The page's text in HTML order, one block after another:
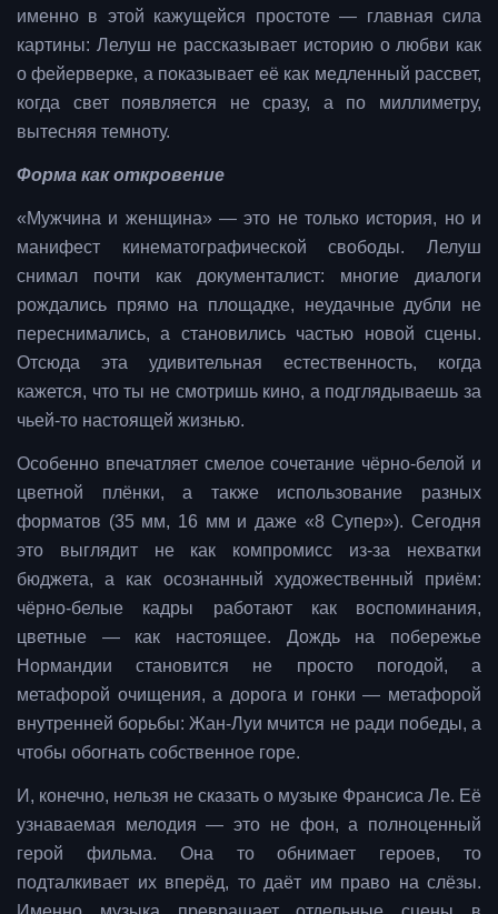
именно в этой кажущейся простоте — главная сила
картины: Лелуш не рассказывает историю о любви как
о фейерверке, а показывает её как медленный рассвет,
когда свет появляется не сразу, а по миллиметру,
вытесняя темноту.
Форма как откровение
«Мужчина и женщина» — это не только история, но и
манифест кинематографической свободы. Лелуш
снимал почти как документалист: многие диалоги
рождались прямо на площадке, неудачные дубли не
переснимались, а становились частью новой сцены.
Отсюда эта удивительная естественность, когда
кажется, что ты не смотришь кино, а подглядываешь за
чьей-то настоящей жизнью.
Особенно впечатляет смелое сочетание чёрно-белой и
цветной плёнки, а также использование разных
форматов (35 мм, 16 мм и даже «8 Супер»). Сегодня
это выглядит не как компромисс из-за нехватки
бюджета, а как осознанный художественный приём:
чёрно-белые кадры работают как воспоминания,
цветные — как настоящее. Дождь на побережье
Нормандии становится не просто погодой, а
метафорой очищения, а дорога и гонки — метафорой
внутренней борьбы: Жан-Луи мчится не ради победы, а
чтобы обогнать собственное горе.
И, конечно, нельзя не сказать о музыке Франсиса Ле. Её
узнаваемая мелодия — это не фон, а полноценный
герой фильма. Она то обнимает героев, то
подталкивает их вперёд, то даёт им право на слёзы.